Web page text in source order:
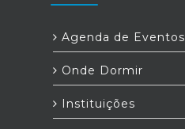
Agenda de Eventos
Onde Dormir
Instituições